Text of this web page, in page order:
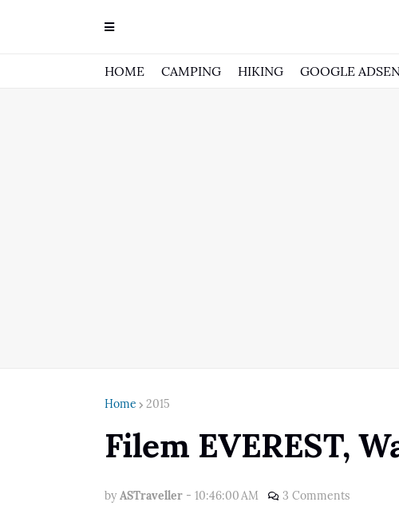
HOME CAMPING HIKING GOOGLE
Home 2015
Filem EVEREST,
by ASTraveller - 10:46:00 AM 3 Comments